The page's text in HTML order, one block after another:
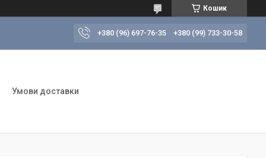
Кошик
+380 (96) 697-76-35 +380 (99) 733-30-58
Умови доставки